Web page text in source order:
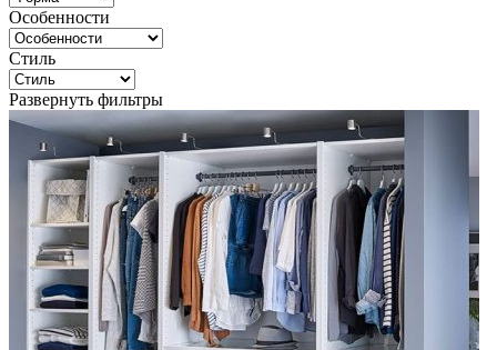
Особенности
Стиль
Развернуть фильтры